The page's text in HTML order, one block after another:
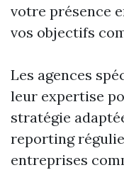
votre présence
vos objectifs
Les agences
leur expertise
stratégie
reporting
entreprises